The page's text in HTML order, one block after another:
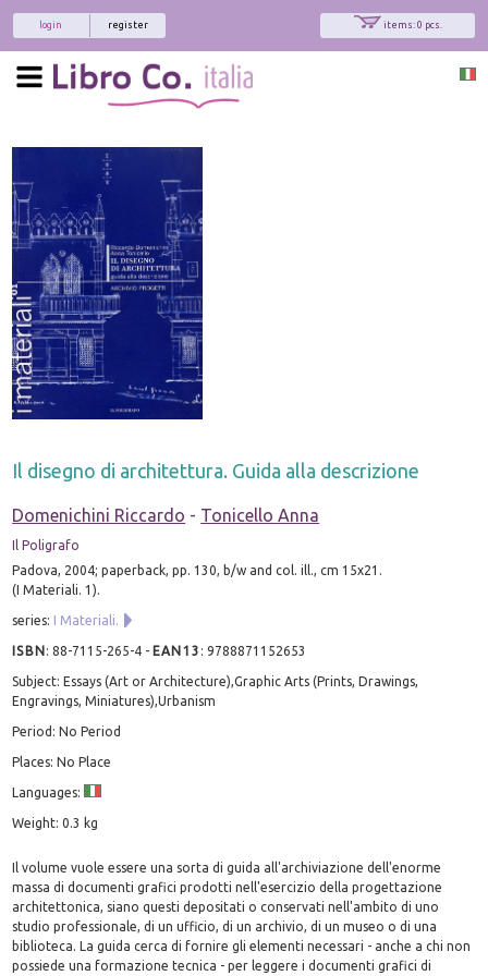
items: 0 pcs.
register
login
Il disegno di architettura. Guida alla descrizione
Domenichini Riccardo - Tonicello Anna
Il Poligrafo
Padova, 2004; paperback, pp. 130, b/w and col. ill., cm 15x21.
(I Materiali. 1).
series: I Materiali.
ISBN:88-7115-265-4 - EAN13 :9788871152653
Subject: Essays (Art or Architecture),Graphic Arts (Prints, Drawings,
Engravings, Miniatures),Urbanism
Period: No Period
Places: No Place
Languages:
Weight: 0.3 kg
Il volume vuole essere una sorta di guida all'archiviazione dell'enorme
massa di documenti grafici prodotti nell'esercizio della progettazione
architettonica, siano questi depositati o conservati nell'ambito di uno
studio professionale, di un ufficio, di un archivio, di un museo o di una
biblioteca. La guida cerca di fornire gli elementi necessari - anche a chi non
possiede una formazione tecnica - per leggere i documenti grafici di